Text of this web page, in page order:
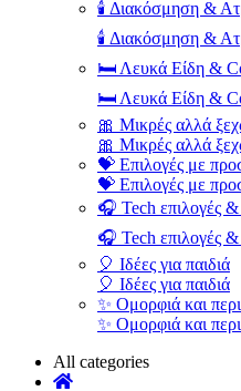
🕯️ Διακόσμηση &
🕯️ Διακόσμηση &
🛏️ Λευκά Είδη &
🛏️ Λευκά Είδη &
🎀 Μικρές αλλά
🎀 Μικρές αλλά
💝 Επιλογές με
💝 Επιλογές με
🎧 Tech επιλογές
🎧 Tech επιλογές
🎈 Ιδέες για παιδιά
🎈 Ιδέες για παιδιά
✨ Ομορφιά και
✨ Ομορφιά και
All categories